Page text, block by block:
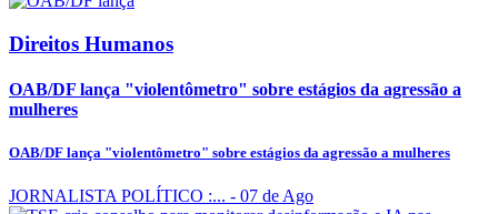
Direitos Humanos
OAB/DF lança "violentômetro" sobre estágios da agressão a
mulheres
OAB/DF lança "violentômetro" sobre estágios da agressão a mulheres
JORNALISTA POLÍTICO :... - 07 de Ago